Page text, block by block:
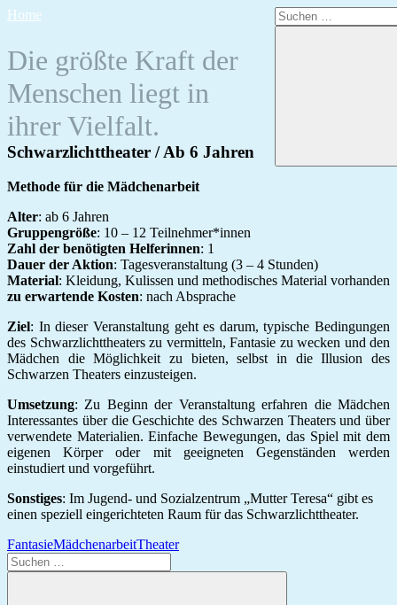
Zum
Home
Die größte Kraft der
Menschen liegt in
ihrer Vielfalt.
Suchen
nach:
Schwarzlichttheater / Ab 6 Jahren
Methode für die Mädchenarbeit
Alter: ab 6 Jahren
Gruppengröße: 10 – 12 Teilnehmer*innen
Zahl der benötigten Helferinnen: 1
Dauer der Aktion: Tagesveranstaltung (3 – 4 Stunden)
Material: Kleidung, Kulissen und methodisches Material vorhanden
zu erwartende Kosten: nach Absprache
Ziel: In dieser Veranstaltung geht es darum, typische Bedingungen
des Schwarzlichttheaters zu vermitteln, Fantasie zu wecken und den
Mädchen die Möglichkeit zu bieten, selbst in die Illusion des
Schwarzen Theaters einzusteigen.
Umsetzung: Zu Beginn der Veranstaltung erfahren die Mädchen
Interessantes über die Geschichte des Schwarzen Theaters und über
verwendete Materialien. Einfache Bewegungen, das Spiel mit dem
eigenen Körper oder mit geeigneten Gegenständen werden
einstudiert und vorgeführt.
Sonstiges: Im Jugend- und Sozialzentrum „Mutter Teresa“ gibt es
einen speziell eingerichteten Raum für das Schwarzlichttheater.
FantasieMädchenarbeitTheater
Suchen
nach: